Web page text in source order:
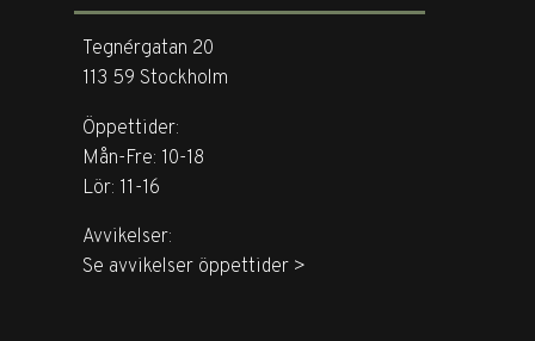
Tegnérgatan 20
113 59 Stockholm
Öppettider:
Mån-Fre: 10-18
Lör: 11-16
Avvikelser:
Se avvikelser öppettider >